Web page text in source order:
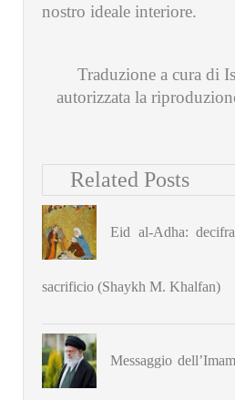
nostro ideale interiore.
Traduzione a cura di
autorizzata la
Related Posts
Eid al-Adha:
sacrificio (Shaykh M. Khalfan)
Messaggio